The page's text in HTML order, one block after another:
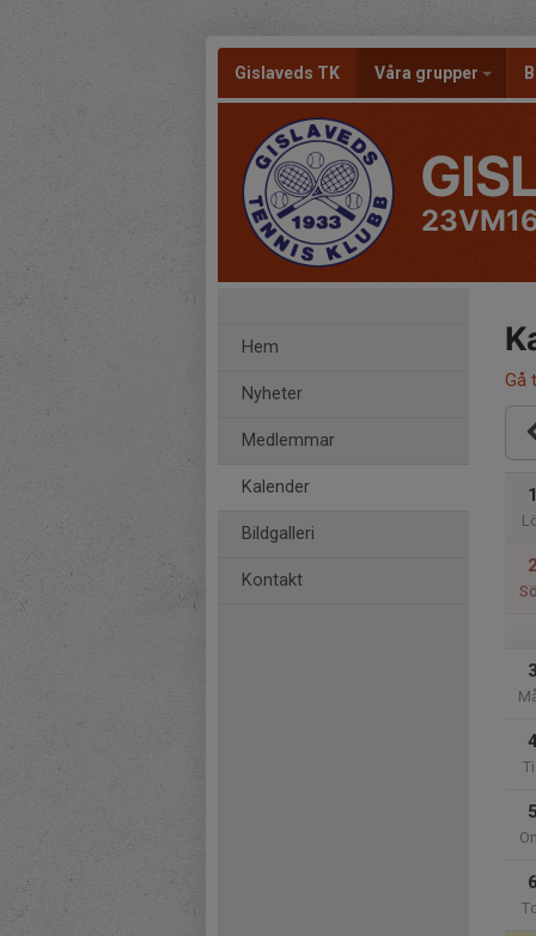
Gislaveds TK Våra grupper
Hem
Nyheter
Medlemmar
Kalender
Bildgalleri
Kontakt
Gå
1
2
3
5
6